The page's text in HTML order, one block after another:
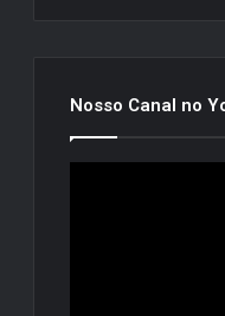
Nosso Canal no